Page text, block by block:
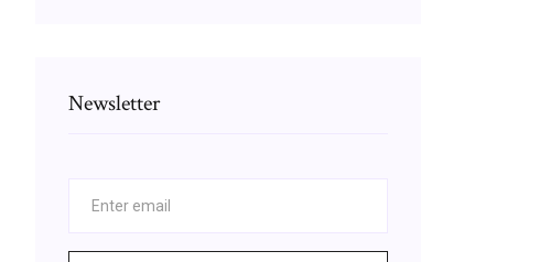
Newsletter